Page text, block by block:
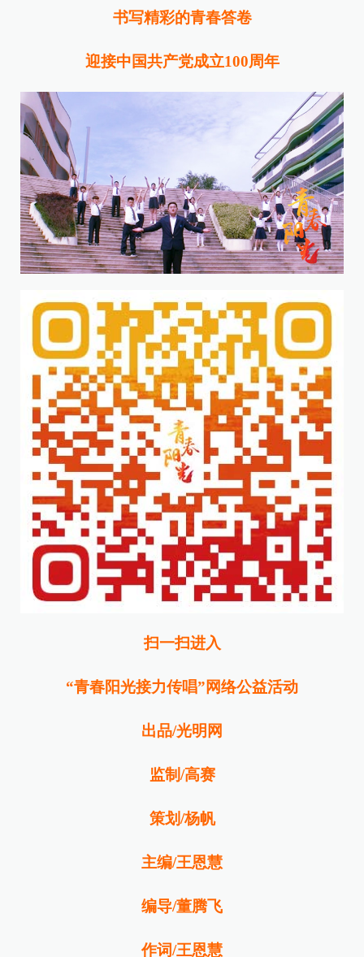
书写精彩的青春答卷
迎接中国共产党成立100周年
扫一扫进入
“青春阳光接力传唱”网络公益活动
出品/光明网
监制/高赛
策划/杨帆
主编/王恩慧
编导/董腾飞
作词/王恩慧